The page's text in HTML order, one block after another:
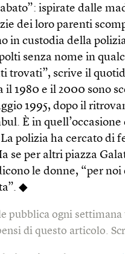
ispirate dalle
dei loro parenti
in custodia della
senza nome in
trovati”, scrive il
il 1980 e il 2000 sono
1995, dopo il
È in
polizia ha cercato di
se per altri piazza
le donne, “per
◆
pubblica ogni
di questo articolo.